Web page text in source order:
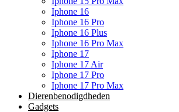
Iphone 16
Iphone 16 Pro
Iphone 16 Plus
Iphone 16 Pro Max
Iphone 17
Iphone 17 Air
Iphone 17 Pro
Iphone 17 Pro Max
Dierenbenodigdheden
Gadgets